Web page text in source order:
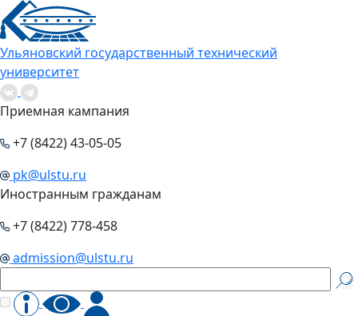
Ульяновский государственный технический
университет
Приемная кампания
+7 (8422) 43-05-05
pk@ulstu.ru
Иностранным гражданам
+7 (8422) 778-458
admission@ulstu.ru